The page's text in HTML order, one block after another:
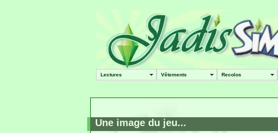
Lectures Vêtements Recolos
Une image du jeu...